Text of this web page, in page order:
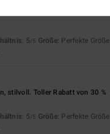
: 5/5 Größe: Perfekte Größe
stilvoll. Toller Rabatt von 30 %
: 5/5 Größe: Perfekte Größe